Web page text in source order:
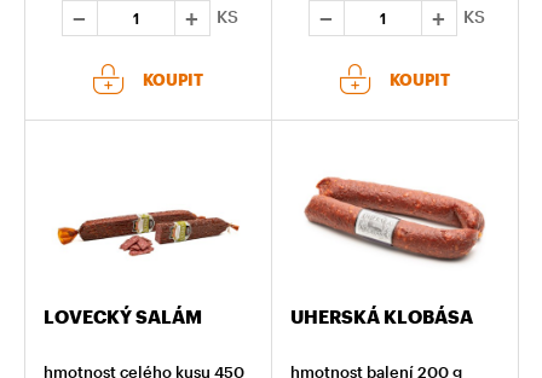
KS
KOUPIT
KS
KOUPIT
LOVECKÝ SALÁM
hmotnost celého kusu 450
UHERSKÁ KLOBÁSA
hmotnost balení 200 g